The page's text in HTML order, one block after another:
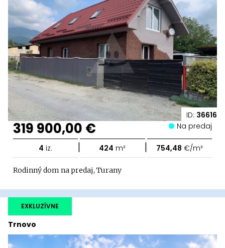
ID: 36616
319 900,00 € Na predaj
4 iz. | 424 m² | 754,48 €/m²
Rodinný dom na predaj, Turany
Trnovo
EXKLUZÍVNE